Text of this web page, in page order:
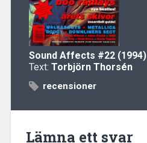
Sound Affects #22 (1994)
Text: Torbjörn Thorsén
recensioner
Lämna ett svar